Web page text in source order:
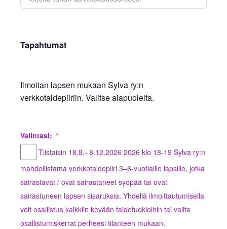
Tapahtumat
Ilmoitan lapsen mukaan Sylva ry:n
verkkotaidepiiriin. Valitse alapuolelta.
Valintasi:
Tiistaisin 18.8.- 8.12.2026 2026 klo 18-19 Sylva ry:n
mahdollistama verkkotaidepiiri 3–6-vuotiaille lapsille, jotka
sairastavat / ovat sairastaneet syöpää tai ovat
sairastuneen lapsen sisaruksia. Yhdellä ilmoittautumisella
voit osallistua kaikkiin kevään taidetuokioihin tai valita
osallistumiskerrat perheesi tilanteen mukaan.